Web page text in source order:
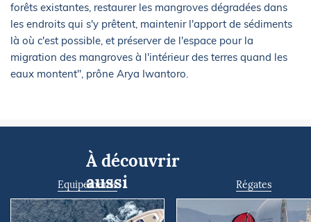
forêts existantes, restaurer les mangroves dégradées dans
les endroits qui s'y prêtent, maintenir l'apport de sédiments
là où c'est possible, et préserver de l'espace pour la
migration des mangroves à l'intérieur des terres quand les
eaux montent", prône Arya Iwantoro.
À découvrir
aussi
Equipements Régates